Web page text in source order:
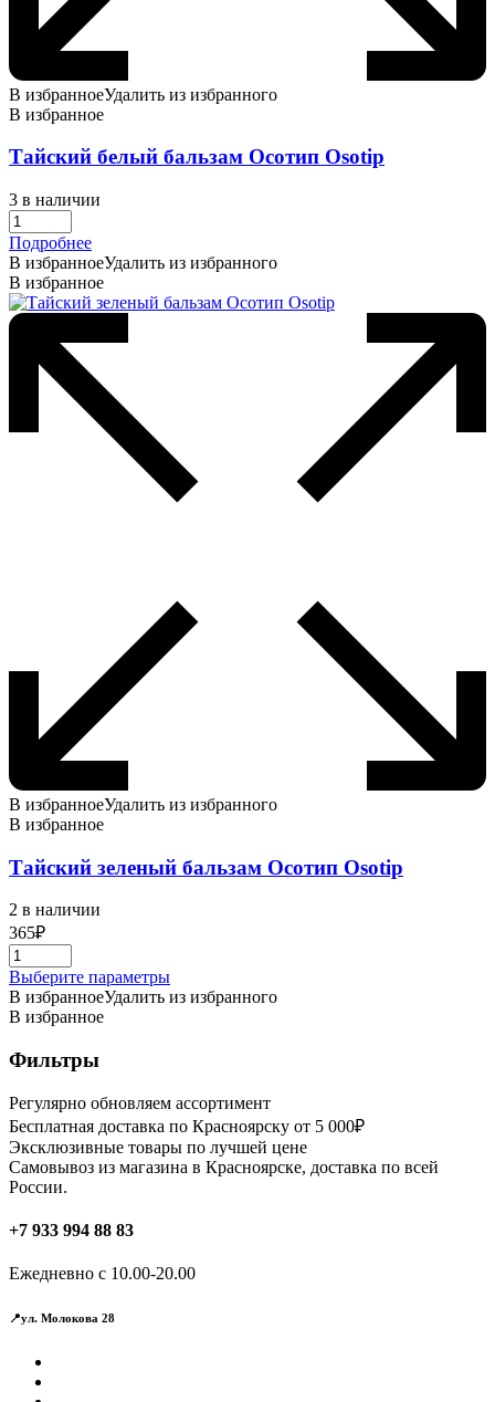
В избранноеУдалить из избранного
В избранное
Тайский белый бальзам Осотип Оsotip
3 в наличии
Подробнее
В избранноеУдалить из избранного
В избранное
В избранноеУдалить из избранного
В избранное
Тайский зеленый бальзам Осотип Оsotip
2 в наличии
365₽
Выберите параметрыЭтот
товар
выбрать
на
странице
товара.
В избранноеУдалить из избранного
В избранное
Фильтры
Регулярно обновляем ассортимент
Бесплатная доставка по Красноярску от 5 000₽
Эксклюзивные товары по лучшей цене
Самовывоз из магазина в Красноярске, доставка по всей
России.
+7 933 994 88 83
Ежедневно с 10.00-20.00
📍ул. Молокова 28